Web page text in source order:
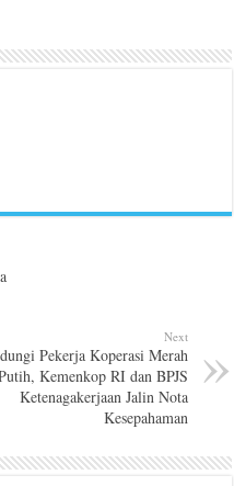
Next
Pekerja Koperasi Merah
Kemenkop RI dan BPJS
Ketenagakerjaan Jalin Nota
Kesepahaman